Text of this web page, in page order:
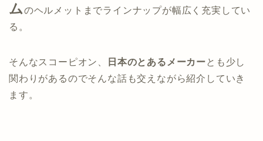
ムのヘルメットまでラインナップが幅広く充実してい
る。
そんなスコーピオン、 日本のとあるメーカーとも少し
関わりがあるのでそんな話も交えながら紹介していき
ます。